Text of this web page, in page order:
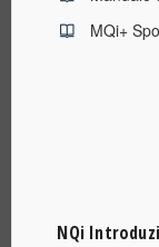
MQi+
NQi